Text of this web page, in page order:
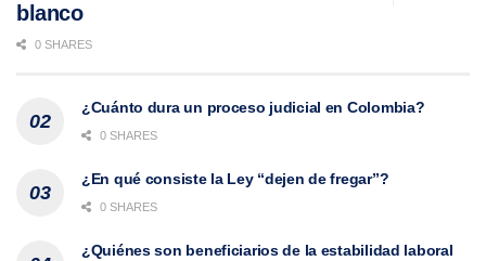
blanco
0 SHARES
¿Cuánto dura un proceso judicial en Colombia?
0 SHARES
¿En qué consiste la Ley “dejen de fregar”?
0 SHARES
¿Quiénes son beneficiarios de la estabilidad laboral